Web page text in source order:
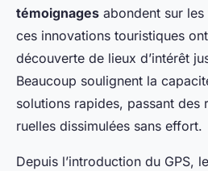
témoignages abondent sur
ces innovations touristiques
découverte de lieux d’intérêt
Beaucoup soulignent la
solutions rapides, passant des
ruelles dissimulées sans effort.
Depuis l’introduction du GPS,